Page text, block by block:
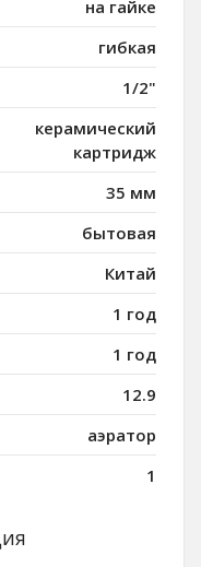
на гайке
гибкая
1/2"
керамический
картридж
35 мм
бытовая
Китай
1 год
1 год
12.9
аэратор
1